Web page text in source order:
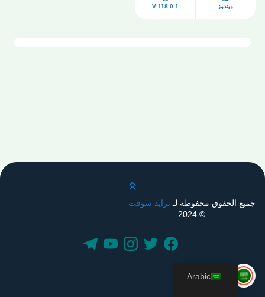
ويندوز V 118.0.1
قم بالتمرير لأعلى
جميع الحقوق محفوظة لـترايد سوفت
© 2024
Arabic